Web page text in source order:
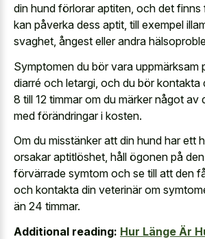
din hund förlorar aptiten, och det finns
kan påverka dess aptit, till exempel
svaghet, ångest eller andra
Symptomen du bör vara uppmärksam
diarré och letargi, och du bör kontakta
8 till 12 timmar om du märker något av
med förändringar i kosten.
Om du misstänker att din hund har ett
orsakar aptitlöshet, håll ögonen på
förvärrade symtom och se till att den
och kontakta din veterinär om
än 24 timmar.
Additional reading: Hur Länge Är